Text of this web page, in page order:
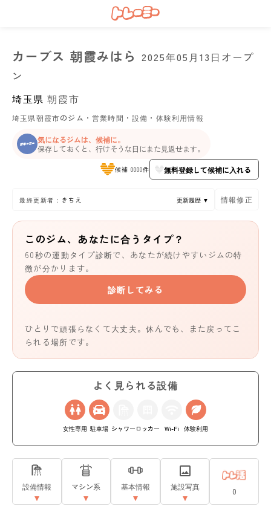
カーブス 朝霞みはら 2025年05月13日オープ
ン
埼玉県 朝霞市
埼玉県朝霞市のジム・営業時間・設備・体験利用情報
気になるジムは、候補に。
保存しておくと、行けそうな日にまた見返せます。
候補 0000件 無料登録して候補に入れる
最終更新者：きちえ 更新履歴 ▼ 情報修正
このジム、あなたに合うタイプ？
60秒の運動タイプ診断で、あなたが続けやすいジムの特
徴が分かります。
診断してみる
ひとりで頑張らなくて大丈夫。休んでも、また戻ってこ
られる場所です。
よく見られる設備
女性専用 駐車場 シャワー ロッカー Wi-Fi 体験利用
設備情報 マシン系 基本情報 施設写真 0